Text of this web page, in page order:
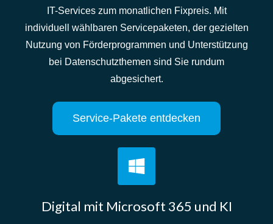
IT-Services zum monatlichen Fixpreis. Mit
individuell wählbaren Servicepaketen, der gezielten
Nutzung von Förderprogrammen und Unterstützung
bei Datenschutzthemen sind Sie rundum
abgesichert.
Service-Pakete entdecken
Digital mit Microsoft 365 und KI